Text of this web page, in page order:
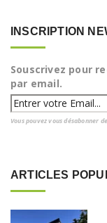
INSCRIPTION
Souscrivez pour
par email.
Vous pouvez vous désabonner
ARTICLES